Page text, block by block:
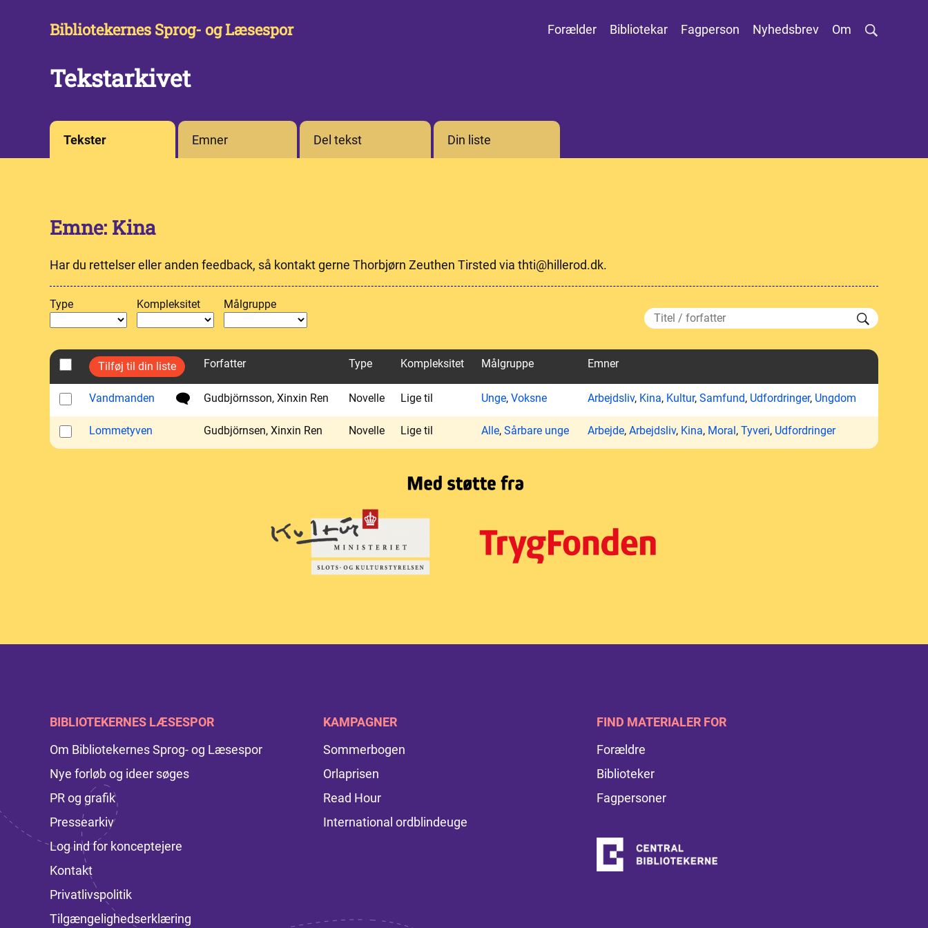
Bibliotekernes Sprog- og Læsespor Forælder Bibliotekar Fagperson Nyhedsbrev Om
Tekstarkivet
Tekster Emner Del tekst Din liste
Emne: Kina
Har du rettelser eller anden feedback, så kontakt gerne Thorbjørn Zeuthen Tirsted via thti@hillerod.dk.
Type Kompleksitet Målgruppe
Forfatter Type Kompleksitet Målgruppe Emner
Vandmanden Gudbjörnsson, Xinxin Ren Novelle Lige til Unge, Voksne Arbejdsliv, Kina, Kultur, Samfund, Udfordringer, Ungdom
Lommetyven Gudbjörnsen, Xinxin Ren Novelle Lige til Alle, Sårbare unge Arbejde, Arbejdsliv, Kina, Moral , Tyveri, Udfordringer
BIBLIOTEKERNES LÆSESPOR
Om Bibliotekernes Sprog- og Læsespor
Nye forløb og ideer søges
PR og grafik
Pressearkiv
Log ind for konceptejere
Kontakt
Privatlivspolitik
Tilgængelighedserklæring
KAMPAGNER
Sommerbogen
Orlaprisen
Read Hour
International ordblindeuge
FIND MATERIALER FOR
Forældre
Biblioteker
Fagpersoner